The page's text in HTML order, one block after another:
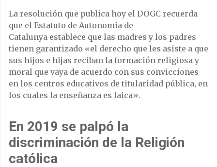
La resolución que publica hoy el DOGC recuerda
que el Estatuto de Autonomía de
Catalunya establece que las madres y los padres
tienen garantizado «el derecho que les asiste a que
sus hijos e hijas reciban la formación religiosa y
moral que vaya de acuerdo con sus convicciones
en los centros educativos de titularidad pública, en
los cuales la enseñanza es laica».
En 2019 se palpó la
discriminación de la Religión
católica